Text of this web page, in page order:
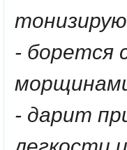
- борется
- дарит